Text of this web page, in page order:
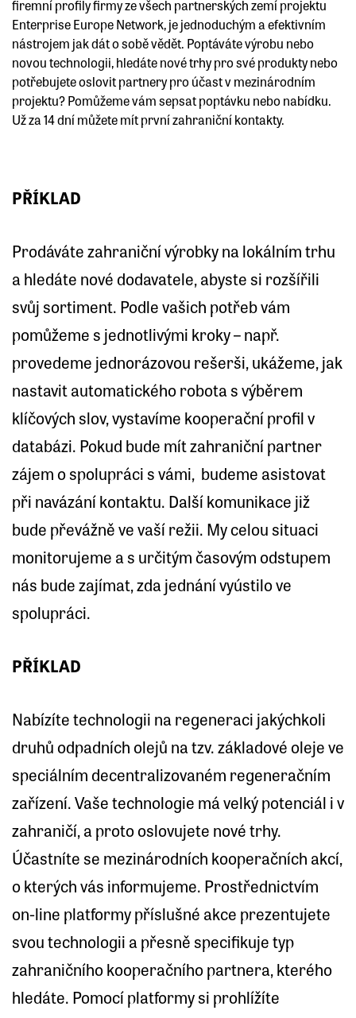
firemní profily firmy ze všech partnerských zemí projektu
Enterprise Europe Network, je jednoduchým a efektivním
nástrojem jak dát o sobě vědět. Poptáváte výrobu nebo
novou technologii, hledáte nové trhy pro své produkty nebo
potřebujete oslovit partnery pro účast v mezinárodním
projektu? Pomůžeme vám sepsat poptávku nebo nabídku.
Už za 14 dní můžete mít první zahraniční kontakty.
PŘÍKLAD
Prodáváte zahraniční výrobky na lokálním trhu
a hledáte nové dodavatele, abyste si rozšířili
svůj sortiment. Podle vašich potřeb vám
pomůžeme s jednotlivými kroky – např.
provedeme jednorázovou rešerši, ukážeme, jak
nastavit automatického robota s výběrem
klíčových slov, vystavíme kooperační profil v
databázi. Pokud bude mít zahraniční partner
zájem o spolupráci s vámi, budeme asistovat
při navázání kontaktu. Další komunikace již
bude převážně ve vaší režii. My celou situaci
monitorujeme a s určitým časovým odstupem
nás bude zajímat, zda jednání vyústilo ve
spolupráci.
PŘÍKLAD
Nabízíte technologii na regeneraci jakýchkoli
druhů odpadních olejů na tzv. základové oleje ve
speciálním decentralizovaném regeneračním
zařízení. Vaše technologie má velký potenciál i v
zahraničí, a proto oslovujete nové trhy.
Účastníte se mezinárodních kooperačních akcí,
o kterých vás informujeme. Prostřednictvím
on-line platformy příslušné akce prezentujete
svou technologii a přesně specifikuje typ
zahraničního kooperačního partnera, kterého
hledáte. Pomocí platformy si prohlížíte